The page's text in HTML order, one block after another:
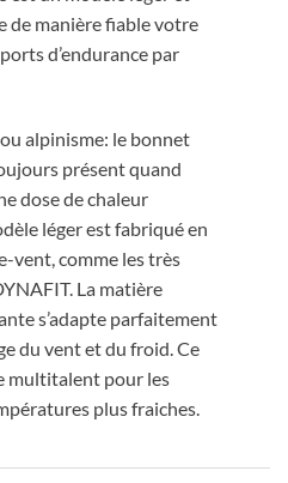
de manière fiable votre
d’endurance par
alpinisme: le bonnet
présent quand
dose de chaleur
léger est fabriqué en
vent, comme les très
La matière
s’adapte parfaitement
du vent et du froid. Ce
multitalent pour les
plus fraiches.